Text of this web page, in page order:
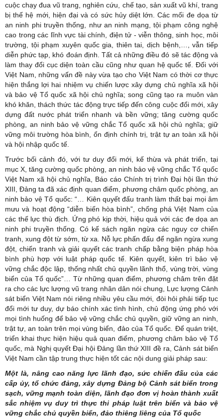
cuộc chạy đua vũ trang, nghiên cứu, chế tạo, sản xuất vũ khí, trang
bị thế hệ mới, hiện đại và có sức hủy diệt lớn. Các mối đe dọa từ
an ninh phi truyền thống, như an ninh mạng, tội phạm công nghệ
cao trong các lĩnh vực tài chính, điện tử - viễn thông, sinh học, môi
trường, tội phạm xuyên quốc gia, thiên tai, dịch bệnh,…, vẫn tiếp
diễn phức tạp, khó đoán định. Tất cả những điều đó sẽ tác động và
làm thay đổi cục diện toàn cầu cũng như quan hệ quốc tế. Đối với
Việt Nam, những vấn đề này vừa tạo cho Việt Nam có thời cơ thực
hiện thắng lợi hai nhiệm vụ chiến lược xây dựng chủ nghĩa xã hội
và bảo vệ Tổ quốc xã hội chủ nghĩa; song cũng tạo ra muôn vàn
khó khăn, thách thức tác động trực tiếp đến công cuộc đổi mới, xây
dựng đất nước phát triển nhanh và bền vững; tăng cường quốc
phòng, an ninh bảo vệ vững chắc Tổ quốc xã hội chủ nghĩa; giữ
vững môi trường hòa bình, ổn định chính trị, trật tự an toàn xã hội
và hội nhập quốc tế.
Trước bối cảnh đó, với tư duy đổi mới, kế thừa và phát triển, tại
mục X, tăng cường quốc phòng, an ninh bảo vệ vững chắc Tổ quốc
Việt Nam xã hội chủ nghĩa, Báo cáo Chính trị trình Đại hội lần thứ
XIII, Đảng ta đã xác định quan điểm, phương châm quốc phòng, an
ninh bảo vệ Tổ quốc: “… Kiên quyết đấu tranh làm thất bại mọi âm
mưu và hoạt động “diễn biến hòa bình”, chống phá Việt Nam của
các thế lực thù địch. Ứng phó kịp thời, hiệu quả với các đe dọa an
ninh phi truyền thống. Có kế sách ngăn ngừa các nguy cơ chiến
tranh, xung đột từ sớm, từ xa. Nỗ lực phấn đấu để ngăn ngừa xung
đột, chiến tranh và giải quyết các tranh chấp bằng biện pháp hòa
bình phù hợp với luật pháp quốc tế. Kiên quyết, kiên trì bảo vệ
vững chắc độc lập, thống nhất chủ quyền lãnh thổ, vùng trời, vùng
biển của Tổ quốc”… Từ những quan điểm, phương châm trên đặt
ra cho các lực lượng vũ trang nhân dân nói chung, Lực lượng Cảnh
sát biển Việt Nam nói riêng nhiều yêu cầu mới, đòi hỏi phải tiếp tục
đổi mới tư duy, dự báo chính xác tình hình, chủ động ứng phó với
mọi tình huống để bảo vệ vững chắc chủ quyền, giữ vững an ninh,
trật tự, an toàn trên mọi vùng biển, đảo của Tổ quốc. Để quán triệt,
triển khai thực hiện hiệu quả quan điểm, phương châm bảo vệ Tổ
quốc, mà Nghị quyết Đại hội Đảng lần thứ XIII đề ra, Cảnh sát biển
Việt Nam cần tập trung thực hiện tốt các nội dung giải pháp sau:
Một là, nâng cao năng lực lãnh đạo, sức chiến đấu của các
cấp ủy, tổ chức đảng, xây dựng Đảng bộ Cảnh sát biển trong
sạch, vững mạnh toàn diện, lãnh đạo đơn vị hoàn thành xuất
sắc nhiệm vụ duy trì thực thi pháp luật trên biển và bảo vệ
vững chắc chủ quyền biển, đảo thiêng liêng của Tổ quốc